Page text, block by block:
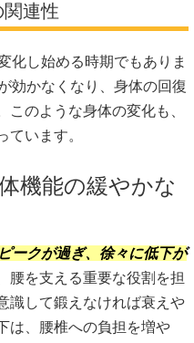
連性
化し始める時期でもありま
効かなくなり、身体の回復
のような身体の変化も、
ています。
機能の緩やかな
ークが過ぎ、徐々に低下が
腰を支える重要な役割を担
識して鍛えなければ衰えや
は、腰椎への負担を増や